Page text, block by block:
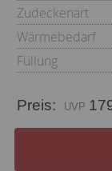
Zudeckenart
Wärmebedarf
Füllung
Preis: